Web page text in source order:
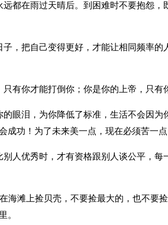
在雨过天晴后。到困难时不要抱怨，
把自己变得更好，才能让相同频率的
你才能打倒你；你是你的上帝，只有
泪，为你降低了标准，生活不会因为
成功！为了未来美一点，现在必须苦一点
优秀时，才有资格跟别人谈公平，每
滩上捡贝壳，不要捡最大的，也不要捡
。